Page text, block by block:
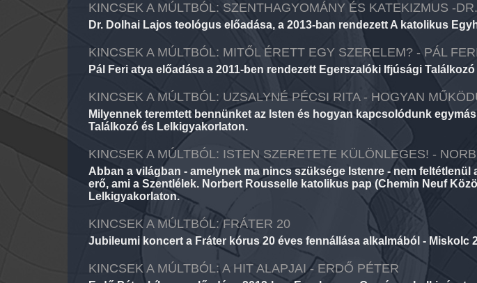
KINCSEK A MÚLTBÓL: SZENTHAGYOMÁNY ÉS KATEKIZMUS -
Dr. Dolhai Lajos teológus előadása, a 2013-ban rendezett A katolikus
KINCSEK A MÚLTBÓL: MITŐL ÉRETT EGY SZERELEM? - PÁL
Pál Feri atya előadása a 2011-ben rendezett Egerszalóki Ifjúsági
KINCSEK A MÚLTBÓL: UZSALYNÉ PÉCSI RITA - HOGYAN
Milyennek teremtett bennünket az Isten és hogyan kapcsolódunk
Találkozó és Lelkigyakorlaton.
KINCSEK A MÚLTBÓL: ISTEN SZERETETE KÜLÖNLEGES! -
Abban a világban - amelynek ma nincs szüksége Istenre - nem
erő, ami a Szentlélek. Norbert Rousselle katolikus pap (Chemin Neuf
Lelkigyakorlaton.
KINCSEK A MÚLTBÓL: FRÁTER 20
Jubileumi koncert a Fráter kórus 20 éves fennállása alkalmából - Miskolc
KINCSEK A MÚLTBÓL: A HIT ALAPJAI - ERDŐ PÉTER